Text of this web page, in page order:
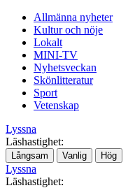
Allmänna nyheter
Kultur och nöje
Lokalt
MINI-TV
Nyhetsveckan
Skönlitteratur
Sport
Vetenskap
Lyssna
Läshastighet:
Långsam Vanlig Hög
Lyssna
Läshastighet: